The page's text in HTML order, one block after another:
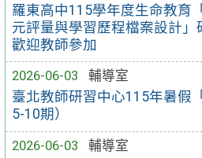
羅東高中115學年度生命教育
元評量與學習歷程檔案設計」
歡迎教師參加
2026-06-03
輔導室
臺北教師研習中心115年暑假
5-10期）
2026-06-03
輔導室